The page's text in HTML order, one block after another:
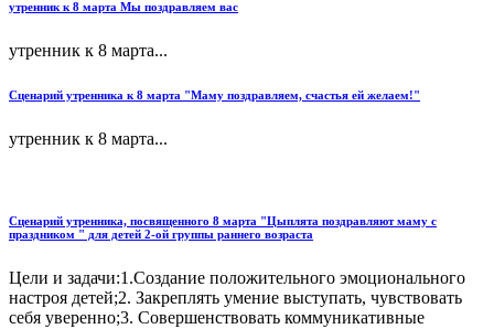
утренник к 8 марта Мы поздравляем вас
утренник к 8 марта...
Сценарий утренника к 8 марта "Маму поздравляем, счастья ей желаем!"
утренник к 8 марта...
Сценарий утренника, посвященного 8 марта "Цыплята поздравляют маму с
праздником " для детей 2-ой группы раннего возраста
Цели и задачи:1.Создание положительного эмоционального
настроя детей;2. Закреплять умение выступать, чувствовать
себя уверенно;3. Совершенствовать коммуникативные